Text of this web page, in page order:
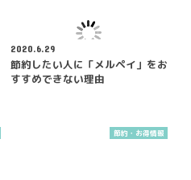
2020.6.29
節約したい人に「メルペイ」をお
すすめできない理由
節約・お得情報